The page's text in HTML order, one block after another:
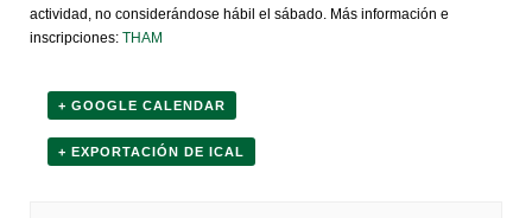
actividad, no considerándose hábil el sábado. Más información e
inscripciones: THAM
+ GOOGLE CALENDAR
+ EXPORTACIÓN DE ICAL